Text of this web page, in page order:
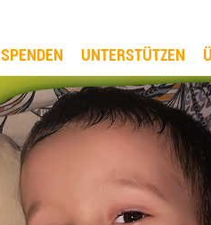
SPENDEN UNTERSTÜTZEN